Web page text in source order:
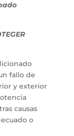
fallo de
y exterior
causas
o